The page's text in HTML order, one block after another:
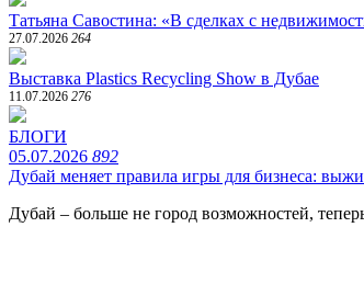
​Татьяна Савостина: «В сделках с
27.07.2026 264
Выставка Plastics Recycling Show в Дубае
11.07.2026 276
БЛОГИ
05.07.2026 892
​Дубай меняет правила игры для бизнеса:
Дубай – больше не город возможностей,